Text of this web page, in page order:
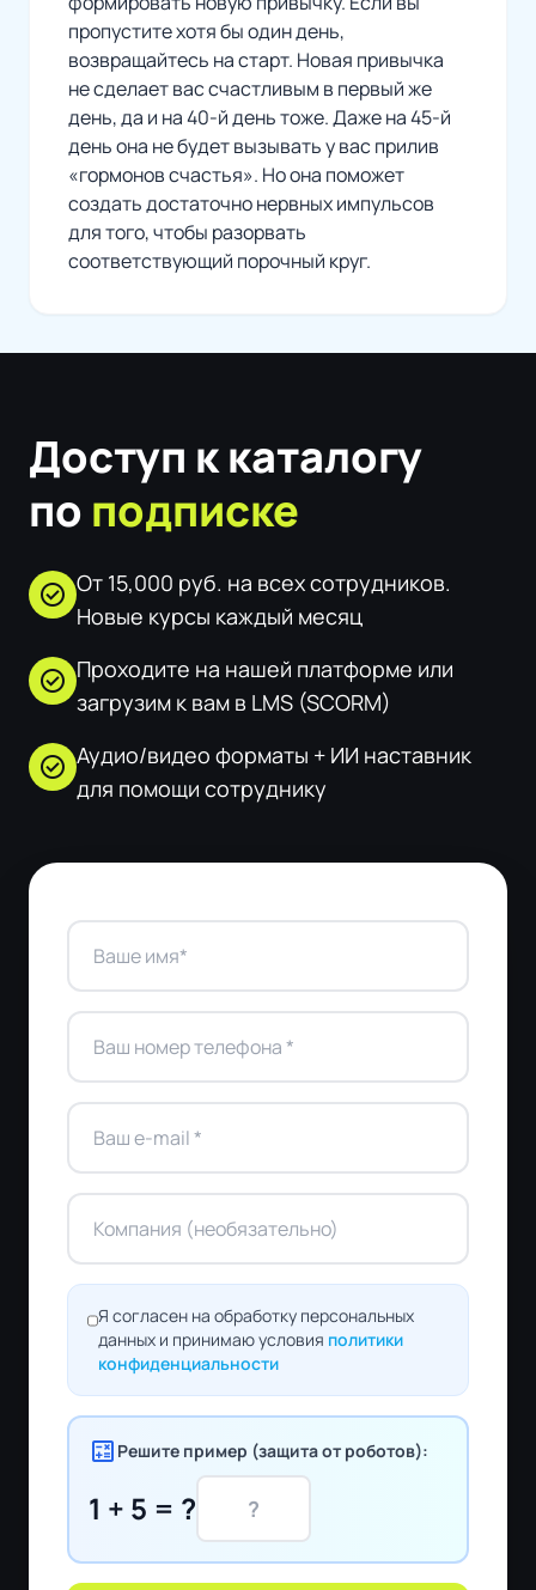
пропустите хотя бы один день,
возвращайтесь на старт. Новая привычка
не сделает вас счастливым в первый же
день, да и на 40-й день тоже. Даже на 45-й
день она не будет вызывать у вас прилив
«гормонов счастья». Но она поможет
создать достаточно нервных импульсов
для того, чтобы разорвать
соответствующий порочный круг.
Доступ к каталогу
по подписке
check_circle От 15,000 руб. на всех сотрудников.
Новые курсы каждый месяц
check_circle Проходите на нашей платформе или
загрузим к вам в LMS (SCORM)
check_circle Аудио/видео форматы + ИИ наставник
для помощи сотруднику
Я согласен на обработку персональных
данных и принимаю условия политики
конфиденциальности
calculate Решите пример (защита от роботов):
1 + 5 = ?